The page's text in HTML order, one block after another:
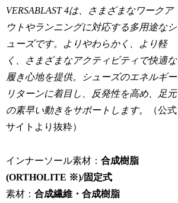
VERSABLAST 4は、さまざまなワークア
ウトやランニングに対応する多用途なシ
ューズです。よりやわらかく、より軽
く、さまざまなアクティビティで快適な
履き心地を提供。シューズのエネルギー
リターンに着目し、反発性を高め、足元
の素早い動きをサポートします。
（公式
サイトより抜粋）
インナーソール素材：合成樹脂
(ORTHOLITE ※)/固定式
素材：合成繊維・合成樹脂